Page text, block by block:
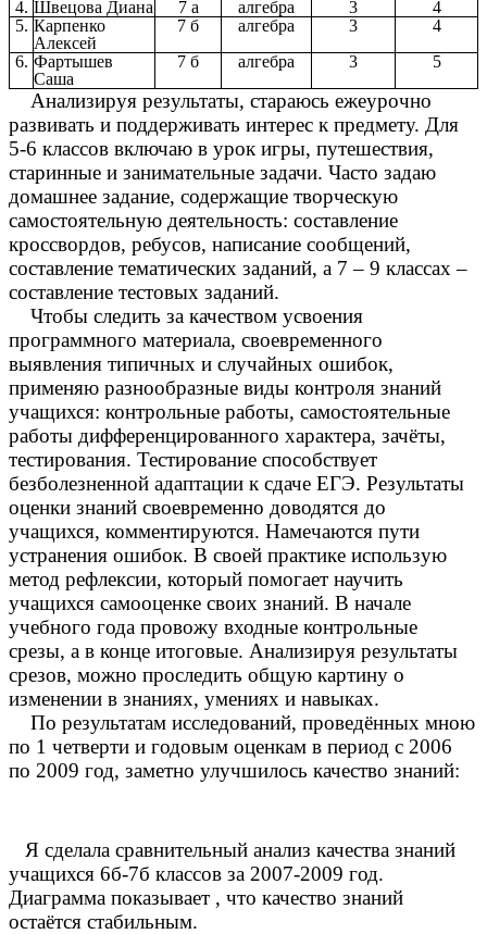
4. Швецова Диана 7 а алгебра 3
4
5. Карпенко
Алексей
7 б алгебра 3
4
6. Фартышев
Саша
7 б алгебра 3 5
Анализируя результаты, стараюсь ежеурочно
развивать и поддерживать интерес к предмету. Для
5-6 классов включаю в урок игры, путешествия,
старинные и занимательные задачи. Часто задаю
домашнее задание, содержащие творческую
самостоятельную деятельность: составление
кроссвордов, ребусов, написание сообщений,
составление тематических заданий, а 7 – 9 классах –
составление тестовых заданий.
Чтобы следить за качеством усвоения
программного материала, своевременного
выявления типичных и случайных ошибок,
применяю разнообразные виды контроля знаний
учащихся: контрольные работы, самостоятельные
работы дифференцированного характера, зачёты,
тестирования. Тестирование способствует
безболезненной адаптации к сдаче ЕГЭ. Результаты
оценки знаний своевременно доводятся до
учащихся, комментируются. Намечаются пути
устранения ошибок. В своей практике использую
метод рефлексии, который помогает научить
учащихся самооценке своих знаний. В начале
учебного года провожу входные контрольные
срезы, а в конце итоговые. Анализируя результаты
срезов, можно проследить общую картину о
изменении в знаниях, умениях и навыках.
По результатам исследований, проведённых мною
по 1 четверти и годовым оценкам в период с 2006
по 2009 год, заметно улучшилось качество знаний:
Я сделала сравнительный анализ качества знаний
учащихся 6б-7б классов за 2007-2009 год.
Диаграмма показывает , что качество знаний
остаётся стабильным.